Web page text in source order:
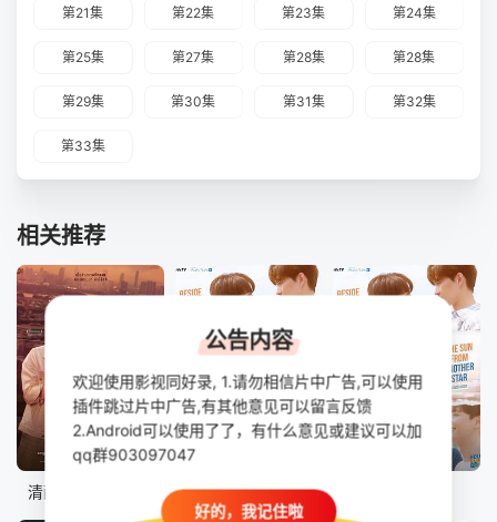
第21集 第22集 第23集 第24集
第25集 第27集 第28集 第28集
第29集 第30集 第31集 第32集
第33集
相关推荐
已完结
清醒点，泰尔先生 四方极爱 第二季
公告内容
欢迎使用影视同好录, 1.请勿相信片中广告,可以使用
插件跳过片中广告,有其他意见可以留言反馈
2.Android可以使用了了，有什么意见或建议可以加
qq群903097047
好的，我记住啦